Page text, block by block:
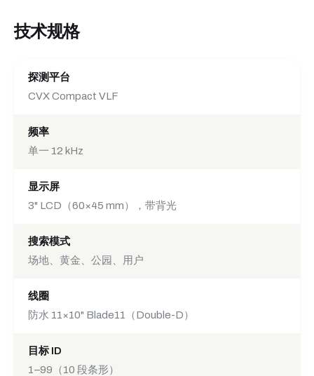
技术规格
探测平台
CVX Compact VLF
频率
单一 12 kHz
显示屏
3" LCD（60×45 mm），带背光
搜索模式
场地、黄金、公园、用户
线圈
防水 11×10" Blade11（Double-D）
目标 ID
1–99（10 段条形）